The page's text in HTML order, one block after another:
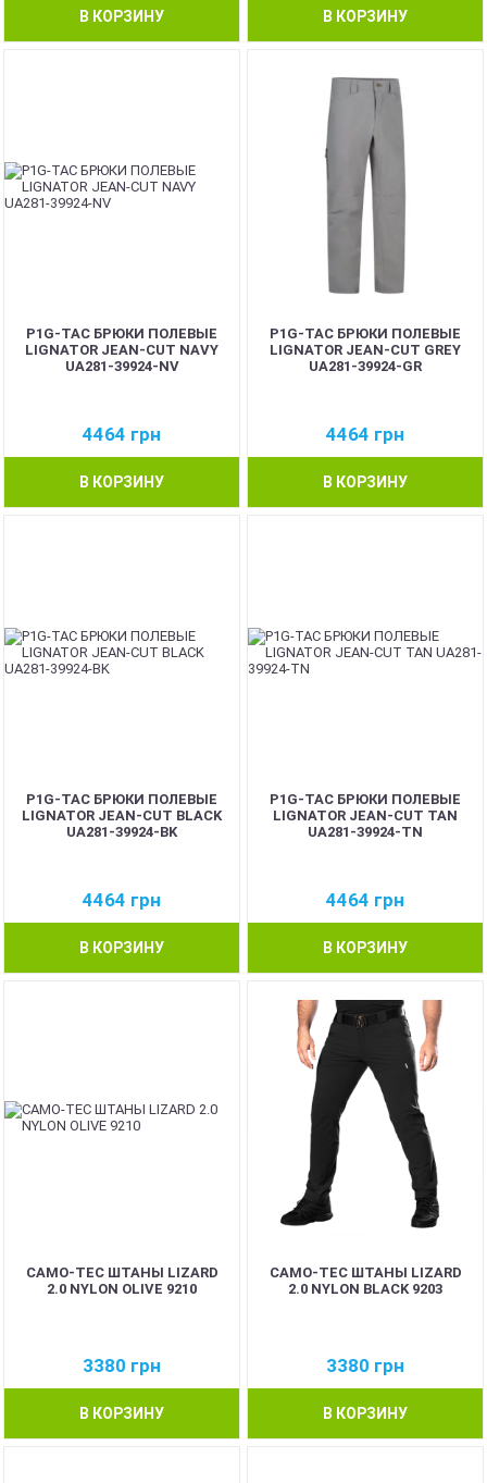
В КОРЗИНУ В КОРЗИНУ
P1G-TAC БРЮКИ ПОЛЕВЫЕ
LIGNATOR JEAN-CUT NAVY
UA281-39924-NV
4464 грн
В КОРЗИНУ
P1G-TAC БРЮКИ ПОЛЕВЫЕ
LIGNATOR JEAN-CUT GREY
UA281-39924-GR
4464 грн
В КОРЗИНУ
P1G-TAC БРЮКИ ПОЛЕВЫЕ
LIGNATOR JEAN-CUT BLACK
UA281-39924-BK
4464 грн
В КОРЗИНУ
P1G-TAC БРЮКИ ПОЛЕВЫЕ
LIGNATOR JEAN-CUT TAN
UA281-39924-TN
4464 грн
В КОРЗИНУ
CAMO-TEC ШТАНЫ LIZARD
2.0 NYLON OLIVE 9210
3380 грн
В КОРЗИНУ
CAMO-TEC ШТАНЫ LIZARD
2.0 NYLON BLACK 9203
3380 грн
В КОРЗИНУ